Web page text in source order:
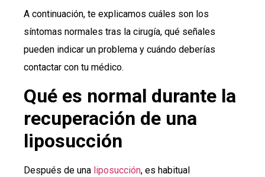
A continuación, te explicamos cuáles son los
síntomas normales tras la cirugía, qué señales
pueden indicar un problema y cuándo deberías
contactar con tu médico.
Qué es normal durante la
recuperación de una
liposucción
Después de una liposucción, es habitual